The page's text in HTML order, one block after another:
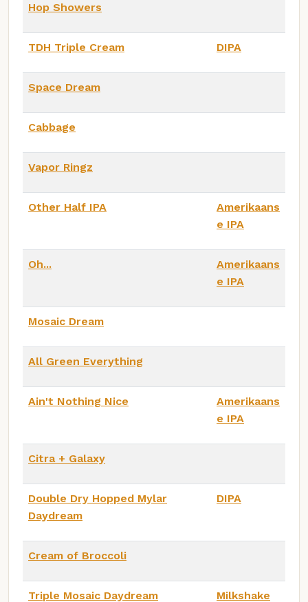
Hop Showers
TDH Triple Cream DIPA
Space Dream
Cabbage
Vapor Ringz
Other Half IPA
Amerikaans
e IPA
Oh...
Amerikaans
e IPA
Mosaic Dream
All Green Everything
Ain't Nothing Nice
Amerikaans
e IPA
Citra + Galaxy
Double Dry Hopped Mylar
Daydream
DIPA
Cream of Broccoli
Triple Mosaic Daydream
Milkshake